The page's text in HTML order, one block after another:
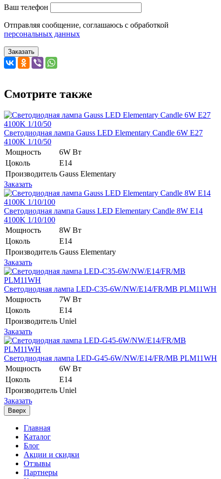
Ваш телефон
Отправляя сообщение, соглашаюсь с обработкой
персональных данных
Заказать
Смотрите также
Светодиодная лампа Gauss LED Elementary Candle 6W E27
4100K 1/10/50
Мощность
6W Вт
Цоколь
E14
Производитель Gauss Elementary
Заказать
Светодиодная лампа Gauss LED Elementary Candle 8W E14
4100K 1/10/100
Мощность
8W Вт
Цоколь
E14
Производитель Gauss Elementary
Заказать
Светодиодная лампа LED-C35-6W/NW/E14/FR/MB PLM11WH
Мощность
7W Вт
Цоколь
E14
Производитель Uniel
Заказать
Светодиодная лампа LED-G45-6W/NW/E14/FR/MB PLM11WH
Мощность
6W Вт
Цоколь
E14
Производитель Uniel
Заказать
Вверх
Главная
Каталог
Блог
Акции и скидки
Отзывы
Партнеры